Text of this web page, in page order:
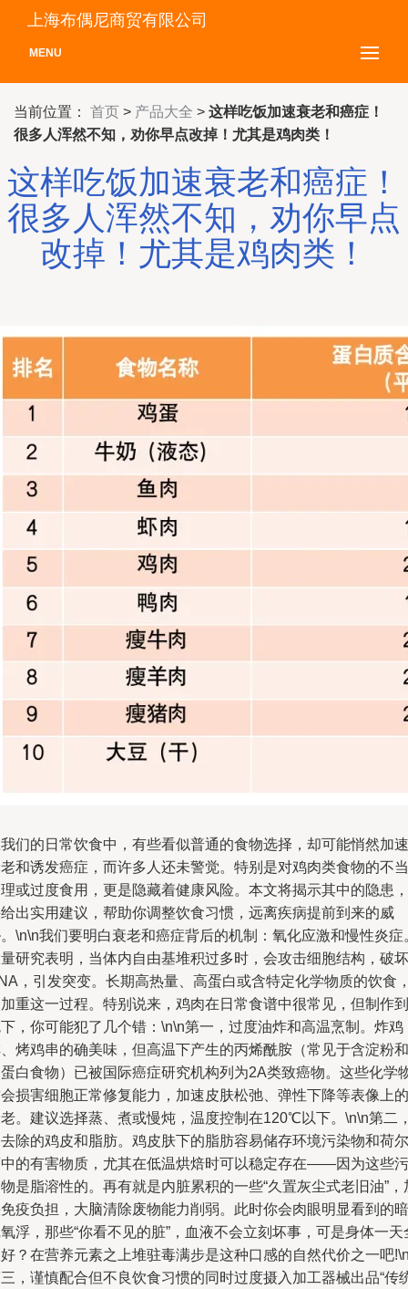
上海布偶尼商贸有限公司
MENU
当前位置： 首页 > 产品大全 > 这样吃饭加速衰老和癌症！
很多人浑然不知，劝你早点改掉！尤其是鸡肉类！
这样吃饭加速衰老和癌症！
很多人浑然不知，劝你早点
改掉！尤其是鸡肉类！
们的日常饮食中，有些看似普通的食物选择，却可能悄然加速
和诱发癌症，而许多人还未警觉。特别是对鸡肉类食物的不当
或过度食用，更是隐藏着健康风险。本文将揭示其中的隐患，
出实用建议，帮助你调整饮食习惯，远离疾病提前到来的威
\n\n我们要明白衰老和癌症背后的机制：氧化应激和慢性炎症
研究表明，当体内自由基堆积过多时，会攻击细胞结构，破坏
，引发突变。长期高热量、高蛋白或含特定化学物质的饮食
重这一过程。特别说来，鸡肉在日常食谱中很常见，但制作到
，你可能犯了几个错：\n\n第一，过度油炸和高温烹制。炸鸡
烤鸡串的确美味，但高温下产生的丙烯酰胺（常见于含淀粉和
白食物）已被国际癌症研究机构列为2A类致癌物。这些化学
损害细胞正常修复能力，加速皮肤松弛、弹性下降等表像上的
。建议选择蒸、煮或慢炖，温度控制在120℃以下。\n\n第二
除的鸡皮和脂肪。鸡皮肤下的脂肪容易储存环境污染物和荷尔
的有害物质，尤其在低温烘焙时可以稳定存在——因为这些污
是脂溶性的。再有就是内脏累积的一些“久置灰尘式老旧油”，
疫负担，大脑清除废物能力削弱。此时你会肉眼明显看到的暗
浮，那些“你看不见的脏”，血液不会立刻坏事，可是身体一天
？在营养元素之上堆驻毒满步是这种口感的自然代价之一吧
，谨慎配合但不良饮食习惯的同时过度摄入加工器械出品“传